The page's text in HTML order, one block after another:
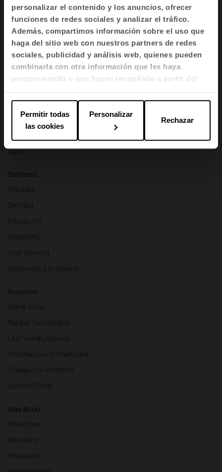
personalizar el contenido y los anuncios, ofrecer
funciones de redes sociales y analizar el tráfico.
Además, compartimos información sobre el uso que
haga del sitio web con nuestros partners de redes
sociales, publicidad y análisis web, quienes pueden
combinarla con otra información que les haya
proporcionado o que hayan recopilado a partir del
uso que haya hecho de sus servicios.
Permitir todas
las cookies
Personalizar
Rechazar
Productos
Asientos
Mesas y escritorios
Sillones y sofás
Divisorias y biombos
Almacenamiento y estanterías
Agile
Sectores
Oficinas
Sanidad
Educación
Hospitality
Cool Working
Materiales y acabados
Nosotros
Sobre Actiu
Parque Tecnológico
Life Friendly Spaces
Información no financiera
Trabaja con nosotros
Somos B Corp
Más Actiu
Proyectos
Recursos
Innovación